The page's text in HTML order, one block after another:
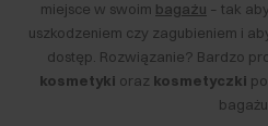
miejsce w swoim bagażu – tak
uszkodzeniem czy zagubieniem i
dostęp. Rozwiązanie? Bardzo
kosmetyki oraz kosmetyczki